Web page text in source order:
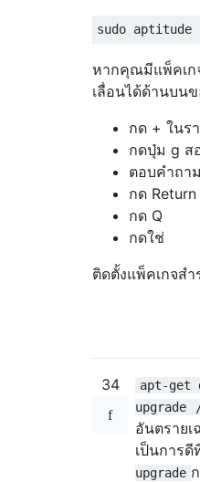
หากคุณมีแพ็คเก
เลื่อนได้ด้านบน
กด + ในร
กดปุ่ม g ส
ตอบคำถา
กด
กด Q
กดใช่
ติดตั้งแพ็คเกจส
34
apt-get
upgrade
อันตราย
เป็นการดี
upgrade